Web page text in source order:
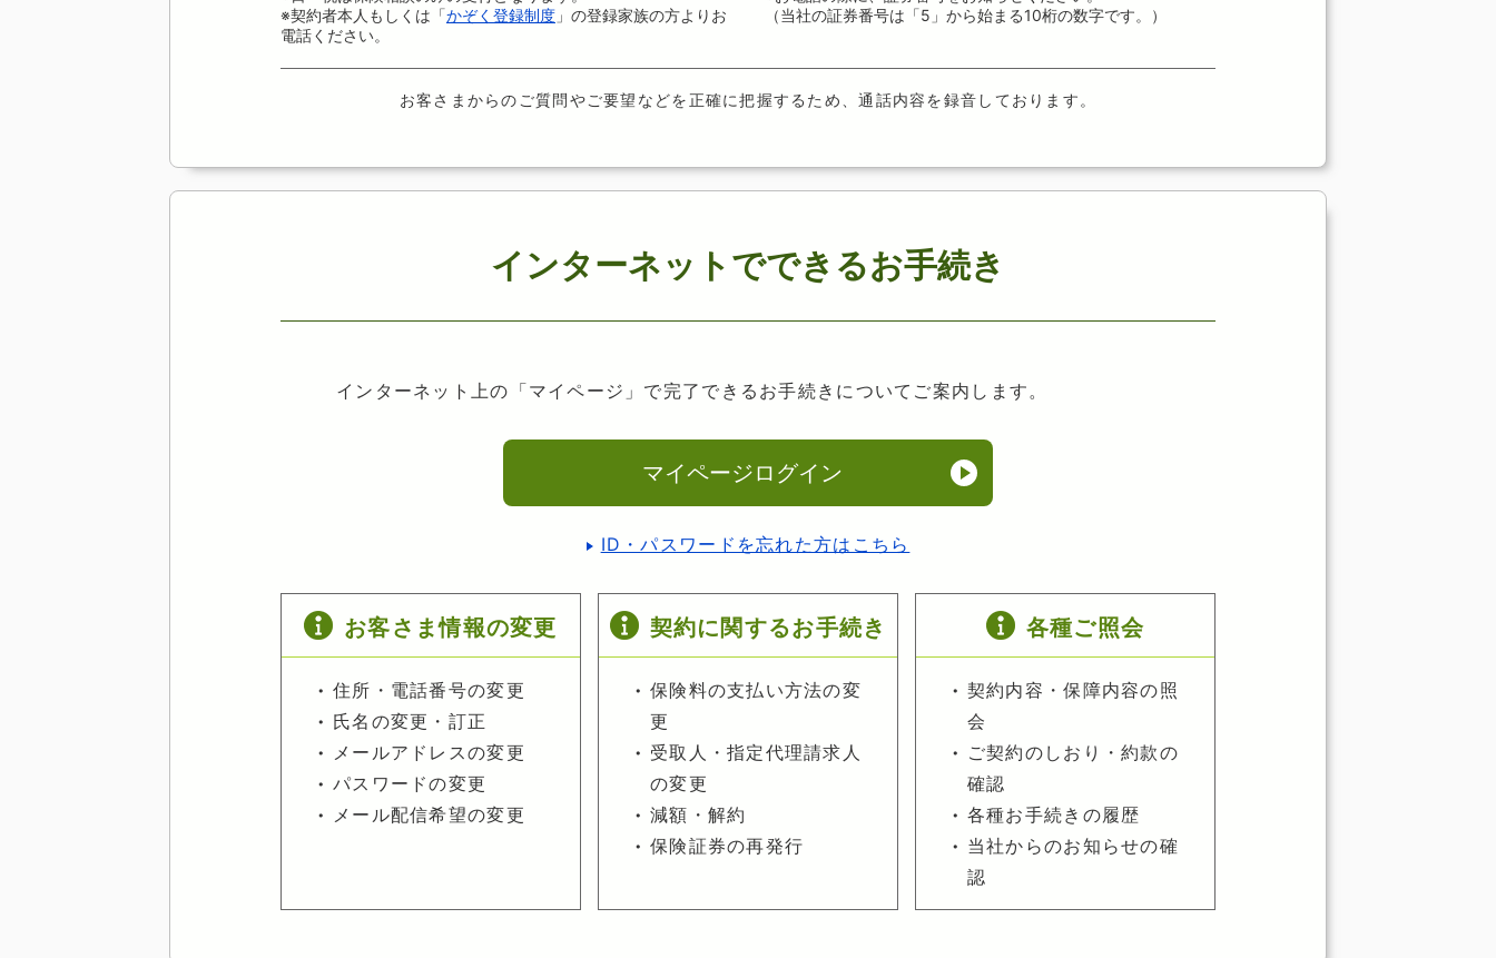
※契約者本人もしくは「かぞく登録制度 」の登録家族の方よりお
電話ください。
（当社の証券番号は「5」から始まる10桁の数字です。）
お客さまからのご質問やご要望などを正確に把握するため、通話内容を録音しております。
インターネットでできるお手続き
インターネット上の「マイページ」で完了できるお手続きについてご案内します。
マイページログイン
ID・パスワードを忘れた方はこちら
お客さま情報の変更
住所・電話番号の変更
氏名の変更・訂正
メールアドレスの変更
パスワードの変更
メール配信希望の変更
契約に関するお手続き
保険料の支払い方法の変
更
受取人・指定代理請求人
の変更
減額・解約
保険証券の再発行
各種ご照会
契約内容・保障内容の照
会
ご契約のしおり・約款の
確認
各種お手続きの履歴
当社からのお知らせの確
認